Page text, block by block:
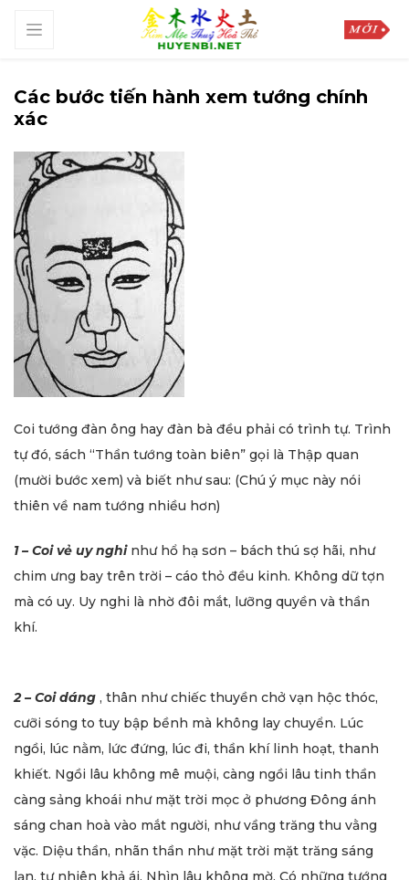
Các bước tiến hành xem tướng chính
xác
Coi tướng đàn ông hay đàn bà đều phải có trình tự. Trình
tự đó, sách “Thần tướng toàn biên” gọi là Thập quan
(mười bước xem) và biết như sau: (Chú ý mục này nói
thiên về nam tướng nhiều hơn)
1 – Coi vẻ uy nghinhư hổ hạ sơn – bách thú sợ hãi, như
chim ưng bay trên trời – cáo thỏ đều kinh. Không dữ tợn
mà có uy. Uy nghi là nhờ đôi mắt, lưỡng quyền và thần
khí.
2 – Coi dáng , thân như chiếc thuyền chở vạn hộc thóc,
cưỡi sóng to tuy bập bềnh mà không lay chuyển. Lúc
ngồi, lúc nằm, lức đứng, lúc đi, thần khí linh hoạt, thanh
khiết. Ngồi lâu không mê muội, càng ngồi lâu tinh thần
càng sảng khoái như mặt trời mọc ở phương Đông ánh
sáng chan hoà vào mắt người, như vầng trăng thu vằng
vặc. Diệu thần, nhãn thần như mặt trời mặt trăng sáng
lạn, tự nhiên khả ái. Nhìn lâu không mờ. Có những tướng